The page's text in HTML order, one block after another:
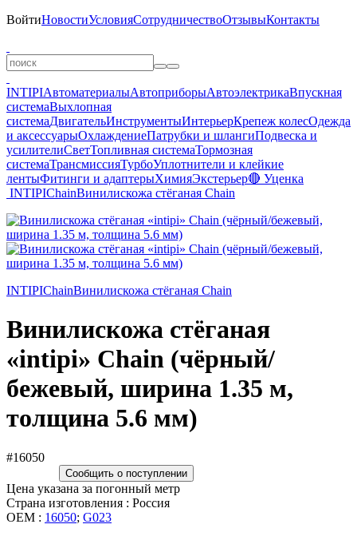
ВойтиНовостиУсловияСотрудничествоОтзывыКонтакты
INTIPIАвтоматериалыАвтоприборыАвтоэлектрикаВпускная
системаВыхлопная
системаДвигательИнструментыИнтерьерКрепеж колесОдежда
и аксессуарыОхлаждениеПатрубки и шлангиПодвеска и
усилителиСветТопливная системаТормозная
системаТрансмиссияТурбоУплотнители и клейкие
лентыФитинги и адаптерыХимияЭкстерьер🔴 Уценка
INTIPIChainВинилискожа стёганая Chain
INTIPIChainВинилискожа стёганая Chain
Винилискожа стёганая
«intipi» Chain (чёрный/
бежевый, ширина 1.35 м,
толщина 5.6 мм)
#16050
Сообщить о поступлении
Цена указана за погонный метр
Страна изготовления : Россия
OEM : 16050; G023